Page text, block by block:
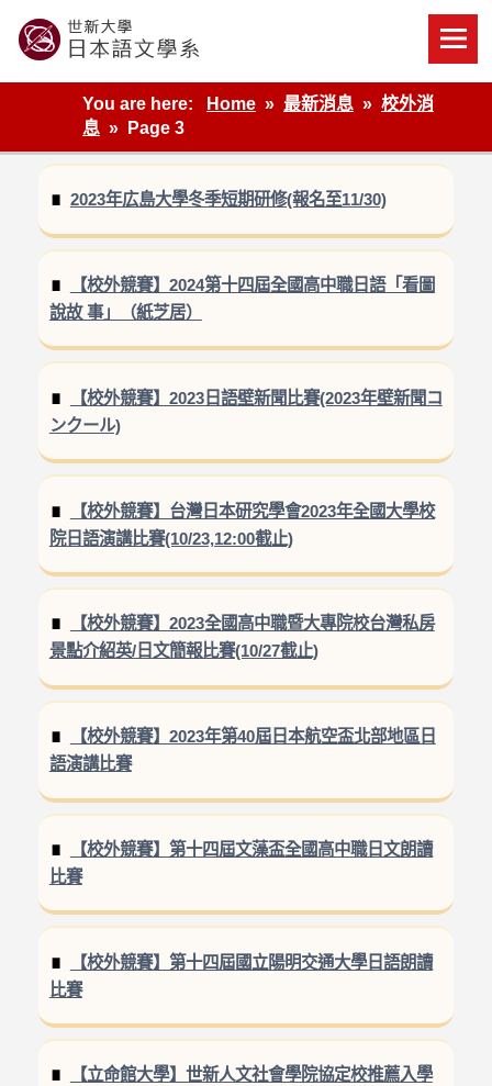
content
世新大學教學單位的網站
You are here:
Home 最新消息
校外消
息
Page 3
2023年広島大學冬季短期研修(報名至11/30)
【校外競賽】2024第十四屆全國高中職日語「看圖
說故 事」（紙芝居）
【校外競賽】2023日語壁新聞比賽(2023年壁新聞コ
ンクール)
【校外競賽】台灣日本研究學會2023年全國大學校
院日語演講比賽(10/23,12:00截止)
【校外競賽】2023全國高中職暨大專院校台灣私房
景點介紹英/日文簡報比賽(10/27截止)
【校外競賽】2023年第40屆日本航空盃北部地區日
語演講比賽
【校外競賽】第十四屆文藻盃全國高中職日文朗讀
比賽
【校外競賽】第十四屆國立陽明交通大學日語朗讀
比賽
【立命館大學】世新人文社會學院協定校推薦入學